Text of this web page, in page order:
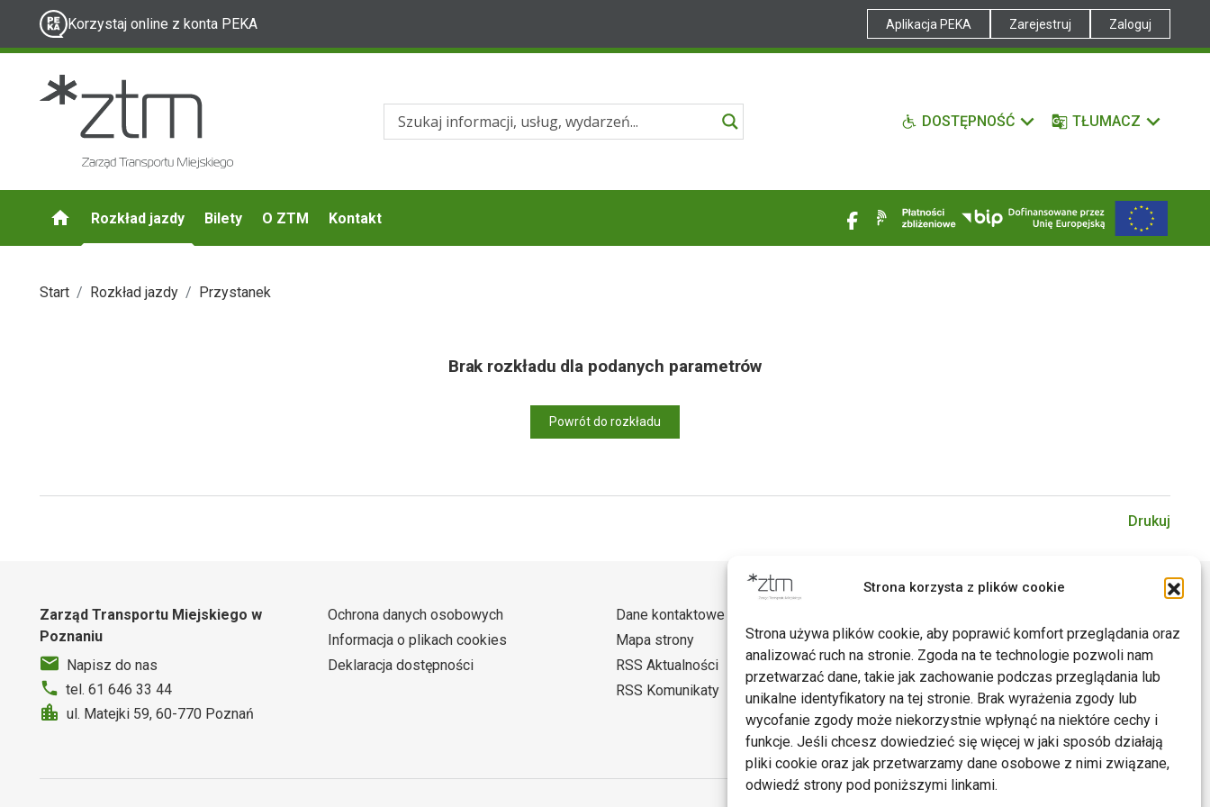
Strona korzysta z plików cookie
Strona używa plików cookie, aby poprawić komfort przeglądania oraz
analizować ruch na stronie. Zgoda na te technologie pozwoli nam
przetwarzać dane, takie jak zachowanie podczas przeglądania lub
unikalne identyfikatory na tej stronie. Brak wyrażenia zgody lub
wycofanie zgody może niekorzystnie wpłynąć na niektóre cechy i
funkcje. Jeśli chcesz dowiedzieć się więcej w jaki sposób działają
pliki cookie oraz jak przetwarzamy dane osobowe z nimi związane,
odwiedź strony pod poniższymi linkami.
Korzystaj online z konta PEKA Aplikacja PEKA Zarejestruj Zaloguj
DOSTĘPNOŚĆ TŁUMACZ
Rozkład jazdy Bilety O ZTM Kontakt
Start Rozkład jazdy Przystanek
Brak rozkładu dla podanych parametrów
Powrót do rozkładu
Drukuj
Zarząd Transportu Miejskiego w
Poznaniu
Napisz do nas
tel. 61 646 33 44
ul. Matejki 59, 60-770 Poznań
Ochrona danych osobowych
Informacja o plikach cookies
Deklaracja dostępności
Dane kontaktowe
Mapa strony
RSS Aktualności
RSS Komunikaty